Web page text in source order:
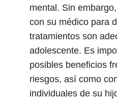
mental. Sin
con su médico para
tratamientos son
adolescente. Es
posibles beneficios
riesgos, así como
individuales de su